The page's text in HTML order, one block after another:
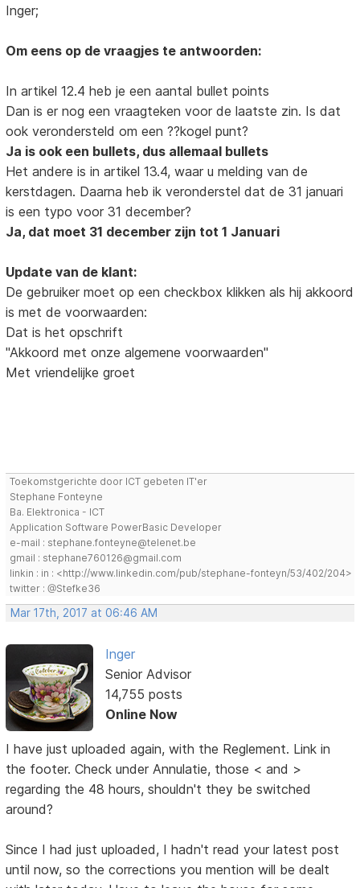
Inger;
Om eens op de vraagjes te antwoorden:
In artikel 12.4 heb je een aantal bullet points
Dan is er nog een vraagteken voor de laatste zin. Is dat
ook verondersteld om een ??kogel punt?
Ja is ook een bullets, dus allemaal bullets
Het andere is in artikel 13.4, waar u melding van de
kerstdagen. Daarna heb ik veronderstel dat de 31 januari
is een typo voor 31 december?
Ja, dat moet 31 december zijn tot 1 Januari
Update van de klant:
De gebruiker moet op een checkbox klikken als hij akkoord
is met de voorwaarden:
Dat is het opschrift
"Akkoord met onze algemene voorwaarden"
Met vriendelijke groet
Toekomstgerichte door ICT gebeten IT'er
Stephane Fonteyne
Ba. Elektronica - ICT
Application Software PowerBasic Developer
e-mail : stephane.fonteyne@telenet.be
gmail : stephane760126@gmail.com
linkin : in : <http://www.linkedin.com/pub/stephane-fonteyn/53/402/204>
twitter : @Stefke36
Mar 17th, 2017 at 06:46 AM
Inger
Senior Advisor
14,755 posts
Online Now
I have just uploaded again, with the Reglement. Link in
the footer. Check under Annulatie, those < and >
regarding the 48 hours, shouldn't they be switched
around?
Since I had just uploaded, I hadn't read your latest post
until now, so the corrections you mention will be dealt